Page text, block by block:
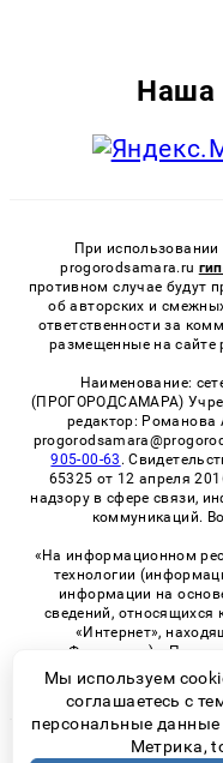
Наша
При
progorodsamara.ru
противном случае будут
об авторских и
ответственности за
размещенные на сайте
Наименование:
(ПРОГОРОДСАМАРА)
редактор: Романова
905-00-63 .
65325 от 12 апреля
надзору в сфере связи,
коммуникаций.
«На информационном
технологии
информации на
сведений, относящихся
«Интернет»,
Федерации)».
технологий в виджетах
© 2026
Мы используем
соглашаетесь с
персональные
Метрика,